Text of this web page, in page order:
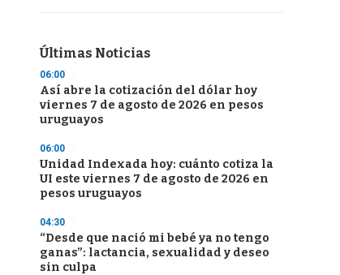
Últimas Noticias
06:00
Así abre la cotización del dólar hoy
viernes 7 de agosto de 2026 en pesos
uruguayos
06:00
Unidad Indexada hoy: cuánto cotiza la
UI este viernes 7 de agosto de 2026 en
pesos uruguayos
04:30
“Desde que nació mi bebé ya no tengo
ganas”: lactancia, sexualidad y deseo
sin culpa